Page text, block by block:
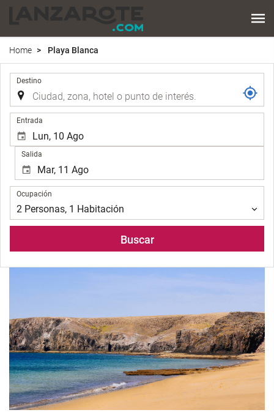
Home Playa Blanca
Destino
Entrada
Salida
Ocupación
Ocupación
2 Personas, 1 Habitación
Buscar